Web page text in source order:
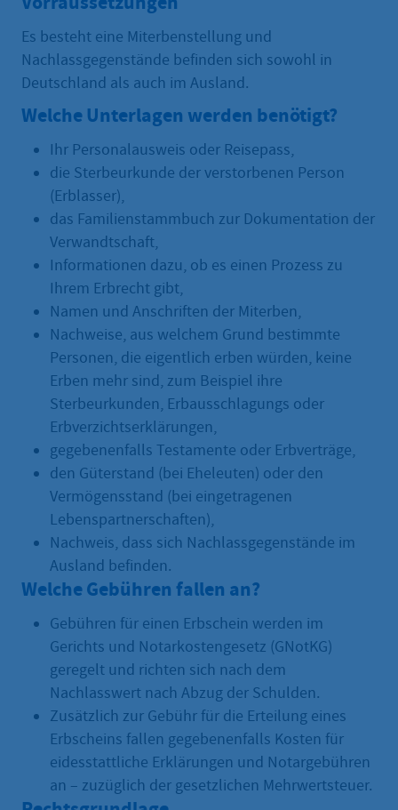
Es besteht eine Miterbenstellung und
Nachlassgegenstände befinden sich sowohl in
Deutschland als auch im Ausland.
Welche Unterlagen werden benötigt?
Ihr Personalausweis oder Reisepass,
die Sterbeurkunde der verstorbenen Person
(Erblasser),
das Familienstammbuch zur Dokumentation der
Verwandtschaft,
Informationen dazu, ob es einen Prozess zu
Ihrem Erbrecht gibt,
Namen und Anschriften der Miterben,
Nachweise, aus welchem Grund bestimmte
Personen, die eigentlich erben würden, keine
Erben mehr sind, zum Beispiel ihre
Sterbeurkunden, Erbausschlagungs oder
Erbverzichtserklärungen,
gegebenenfalls Testamente oder Erbverträge,
den Güterstand (bei Eheleuten) oder den
Vermögensstand (bei eingetragenen
Lebenspartnerschaften),
Nachweis, dass sich Nachlassgegenstände im
Ausland befinden.
Welche Gebühren fallen an?
Gebühren für einen Erbschein werden im
Gerichts und Notarkostengesetz (GNotKG)
geregelt und richten sich nach dem
Nachlasswert nach Abzug der Schulden.
Zusätzlich zur Gebühr für die Erteilung eines
Erbscheins fallen gegebenenfalls Kosten für
eidesstattliche Erklärungen und Notargebühren
an – zuzüglich der gesetzlichen Mehrwertsteuer.